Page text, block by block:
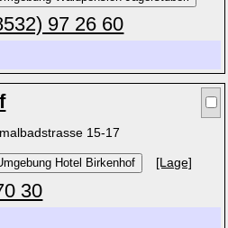
97 26 60
15-17
[Lage]
30